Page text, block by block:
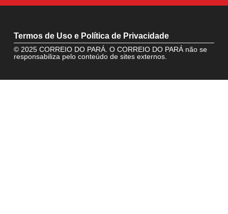
Termos de Uso e Política de Privacidade
© 2025 CORREIO DO PARÁ. O CORREIO DO PARÁ não se
responsabiliza pelo conteúdo de sites externos.